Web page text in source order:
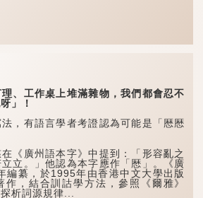
工作桌上堆滿雜物，我們都會忍不
」！
有語言學者考證認為可能是「厯厯
廣州語本字》中提到：「形容亂之
立。」他認為本字應作「厯」。《廣
編纂，於1995年由香港中文大學出版
作，結合訓詁學方法，參照《爾雅》
析詞源規律...